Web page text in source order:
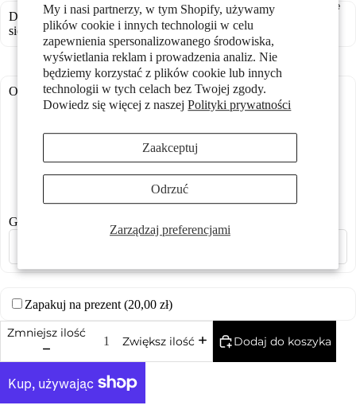
My i nasi partnerzy, w tym Shopify, używamy
plików cookie i innych technologii w celu
zapewnienia spersonalizowanego środowiska,
wyświetlania reklam i prowadzenia analiz. Nie
będziemy korzystać z plików cookie lub innych
technologii w tych celach bez Twojej zgody.
Dowiedz się więcej z naszejPolityki prywatności
Zarządzaj preferencjami
Zaakceptuj
Odrzuć
Stylizacje
Dostępny w magazynie - Oczekiwana dostawa: poniedziałek, 10
sierpnia
Opcje grawerowania:
0,00 zł 0,00 zł 0,00 zł
0,00 zł
Grawerowanie laserowe
Zapakuj na prezent (20,00 zł)
Zmniejsz ilość
Zwiększ ilość Dodaj do koszyka